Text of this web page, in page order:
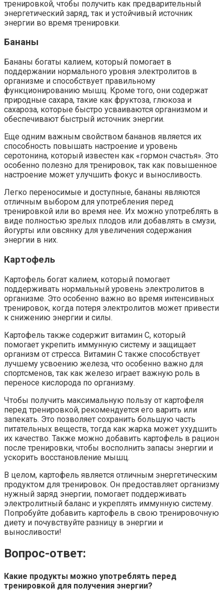
тренировкой, чтобы получить как предварительный
энергетический заряд, так и устойчивый источник
энергии во время тренировки.
Бананы
Бананы богаты калием, который помогает в
поддержании нормального уровня электролитов в
организме и способствует правильному
функционированию мышц. Кроме того, они содержат
природные сахара, такие как фруктоза, глюкоза и
сахароза, которые быстро усваиваются организмом и
обеспечивают быстрый источник энергии.
Еще одним важным свойством бананов является их
способность повышать настроение и уровень
серотонина, который известен как «гормон счастья». Это
особенно полезно для тренировок, так как повышенное
настроение может улучшить фокус и выносливость.
Легко переносимые и доступные, бананы являются
отличным выбором для употребления перед
тренировкой или во время нее. Их можно употреблять в
виде полностью зрелых плодов или добавлять в смузи,
йогурты или овсянку для увеличения содержания
энергии в них.
Картофель
Картофель богат калием, который помогает
поддерживать нормальный уровень электролитов в
организме. Это особенно важно во время интенсивных
тренировок, когда потеря электролитов может привести
к снижению энергии и силы.
Картофель также содержит витамин С, который
помогает укрепить иммунную систему и защищает
организм от стресса. Витамин C также способствует
лучшему усвоению железа, что особенно важно для
спортсменов, так как железо играет важную роль в
переносе кислорода по организму.
Чтобы получить максимальную пользу от картофеля
перед тренировкой, рекомендуется его варить или
запекать. Это позволяет сохранить большую часть
питательных веществ, тогда как жарка может ухудшить
их качество. Также можно добавить картофель в рацион
после тренировки, чтобы восполнить запасы энергии и
ускорить восстановление мышц.
В целом, картофель является отличным энергетическим
продуктом для тренировок. Он предоставляет организму
нужный заряд энергии, помогает поддерживать
электролитный баланс и укреплять иммунную систему.
Попробуйте добавить картофель в свою тренировочную
диету и почувствуйте разницу в энергии и
выносливости!
Вопрос-ответ:
Какие продукты можно употреблять перед
тренировкой для получения энергии?